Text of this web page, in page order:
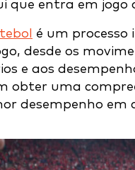
que entra em jogo
é um processo
desde os
e aos
obter uma
desempenho em